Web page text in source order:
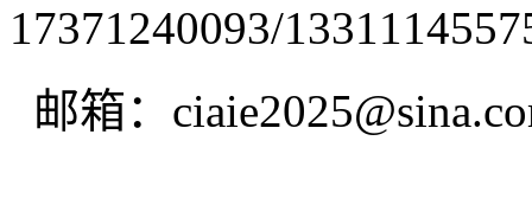
17371240093/
邮箱：